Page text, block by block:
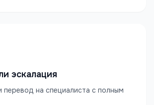
эскалация
перевод на специалиста с полным